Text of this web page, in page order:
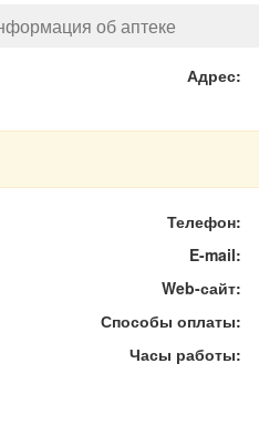
об аптеке
Адрес:
Телефон:
E-mail:
Web-сайт:
Способы оплаты:
Часы работы: